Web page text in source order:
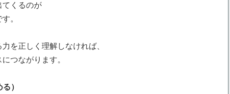
てくるのが
。
を正しく理解しなければ、
つながります。
）